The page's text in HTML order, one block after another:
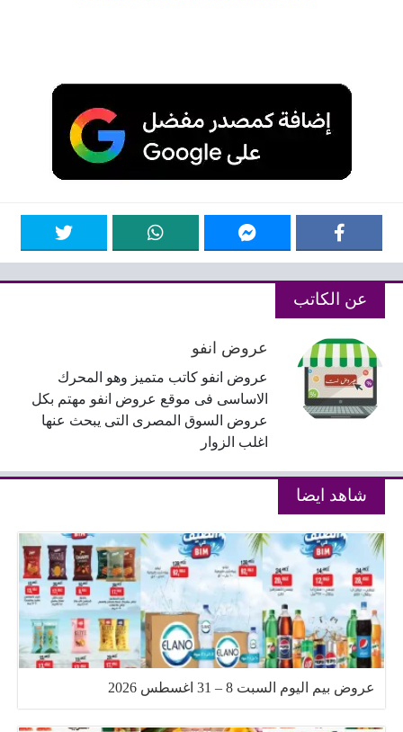
عن الكاتب
عروض انفو
عروض انفو كاتب متميز وهو المحرك
الاساسى فى موقع عروض انفو مهتم بكل
عروض السوق المصرى التى يبحث عنها
اغلب الزوار
شاهد ايضا
عروض بيم اليوم السبت 8 – 31 اغسطس 2026